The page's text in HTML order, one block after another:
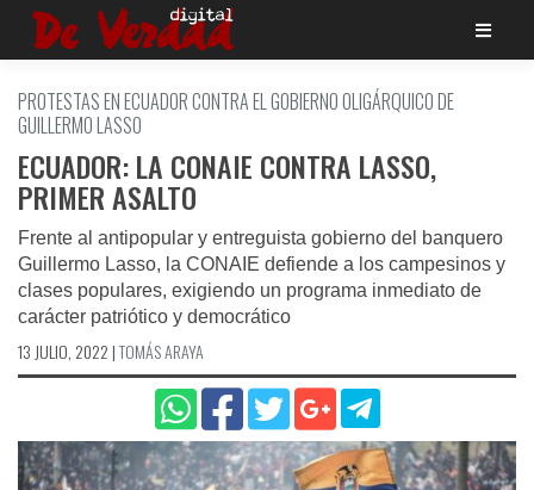
Saltar
PROTESTAS EN ECUADOR CONTRA EL GOBIERNO OLIGÁRQUICO DE
GUILLERMO LASSO
ECUADOR: LA CONAIE CONTRA LASSO,
PRIMER ASALTO
Frente al antipopular y entreguista gobierno del banquero
Guillermo Lasso, la CONAIE defiende a los campesinos y
clases populares, exigiendo un programa inmediato de
carácter patriótico y democrático
13 JULIO, 2022 |TOMÁS ARAYA